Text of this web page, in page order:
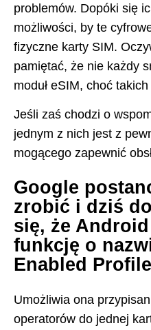
problemów. Dopóki się
możliwości, by te
fizyczne karty SIM.
pamiętać, że nie każdy
moduł eSIM, choć
Jeśli zaś chodzi o
jednym z nich jest z
mogącego zapewnić
Google
zrobić i dziś
się, że
funkcję o
Enabled
Umożliwia ona
operatorów do jednej